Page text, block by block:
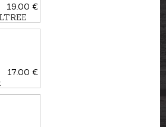
19.00 €
17.00 €